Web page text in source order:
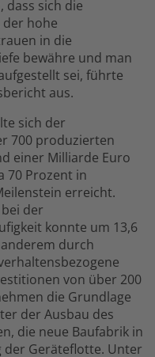
dass sich die
der hohe
in die
bewähre und man
sei, führte
aus.
sich der
700 produzierten
einer Milliarde Euro
70 Prozent in
erreicht.
der
konnte um 13,6
durch
von über 200
die Grundlage
der Ausbau des
die neue Baufabrik in
der Geräteflotte. Unter